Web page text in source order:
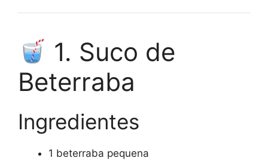
1. Suco de
Beterraba
Ingredientes
1 beterraba pequena